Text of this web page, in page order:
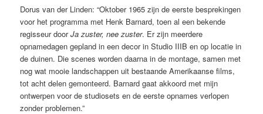
Dorus van der Linden: “Oktober 1965 zijn de eerste besprekingen
voor het programma met Henk Barnard, toen al een bekende
regisseur doorJa zuster, nee zuster. Er zijn meerdere
opnamedagen gepland in een decor in Studio IIIB en op locatie in
de duinen. Die scenes worden daarna in de montage, samen met
nog wat mooie landschappen uit bestaande Amerikaanse films,
tot acht delen gemonteerd. Barnard gaat akkoord met mijn
ontwerpen voor de studiosets en de eerste opnames verlopen
zonder problemen.”